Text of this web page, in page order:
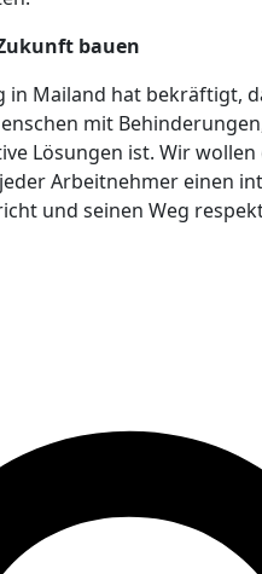
bauen
in Mailand hat bekräftigt,
mit
Lösungen ist. Wir wollen
Arbeitnehmer einen
und seinen Weg